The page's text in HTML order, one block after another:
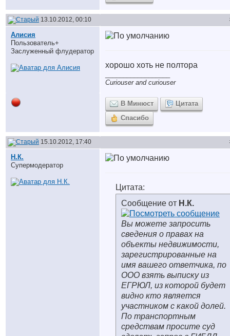
13.10.2012, 00:10
Алисия
Пользователь+
Заслуженный флудератор
хорошо хоть не полтора
Curiouser and curiouser
В Минюст
Цитата
Спасибо
15.10.2012, 17:40
Н.К.
Супермодератор
Цитата:
Сообщение от Н.К.
Вы можете запросить
сведения о правах на
объекты недвижимости,
зарегистрированные на
имя вашего ответчика, по
ООО взять выписку из
ЕГРЮЛ, из которой будет
видно кто является
участником с какой долей.
По транспортным
средствам просите суд